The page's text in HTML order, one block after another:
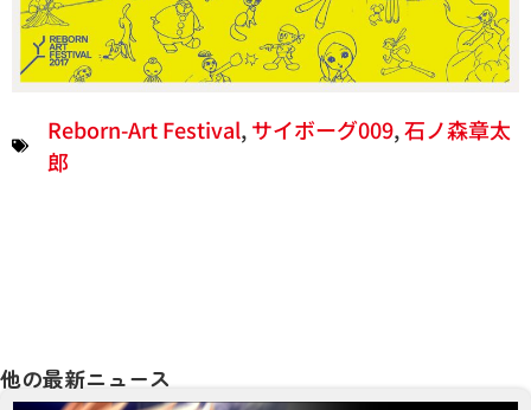
Reborn-Art Festival,サイボーグ009,石ノ森章太
郎
他の最新ニュース